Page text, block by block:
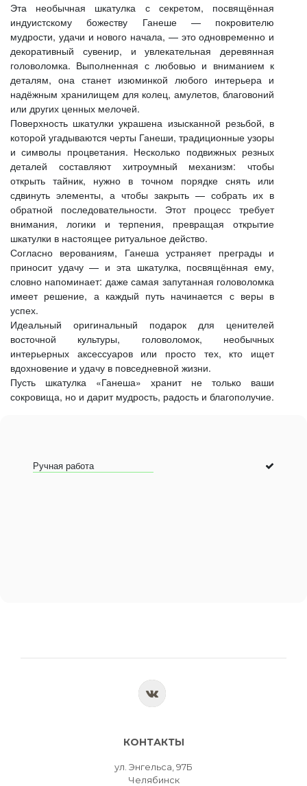
Эта необычная шкатулка с секретом, посвящённая
индуистскому божеству Ганеше — покровителю
мудрости, удачи и нового начала, — это одновременно и
декоративный сувенир, и увлекательная деревянная
головоломка. Выполненная с любовью и вниманием к
деталям, она станет изюминкой любого интерьера и
надёжным хранилищем для колец, амулетов, благовоний
или других ценных мелочей.
Поверхность шкатулки украшена изысканной резьбой, в
которой угадываются черты Ганеши, традиционные узоры
и символы процветания. Несколько подвижных резных
деталей составляют хитроумный механизм: чтобы
открыть тайник, нужно в точном порядке снять или
сдвинуть элементы, а чтобы закрыть — собрать их в
обратной последовательности. Этот процесс требует
внимания, логики и терпения, превращая открытие
шкатулки в настоящее ритуальное действо.
Согласно верованиям, Ганеша устраняет преграды и
приносит удачу — и эта шкатулка, посвящённая ему,
словно напоминает: даже самая запутанная головоломка
имеет решение, а каждый путь начинается с веры в
успех.
Идеальный оригинальный подарок для ценителей
восточной культуры, головоломок, необычных
интерьерных аксессуаров или просто тех, кто ищет
вдохновение и удачу в повседневной жизни.
Пусть шкатулка «Ганеша» хранит не только ваши
сокровища, но и дарит мудрость, радость и благополучие.
Ручная работа
КОНТАКТЫ
ул. Энгельса, 97Б
Челябинск